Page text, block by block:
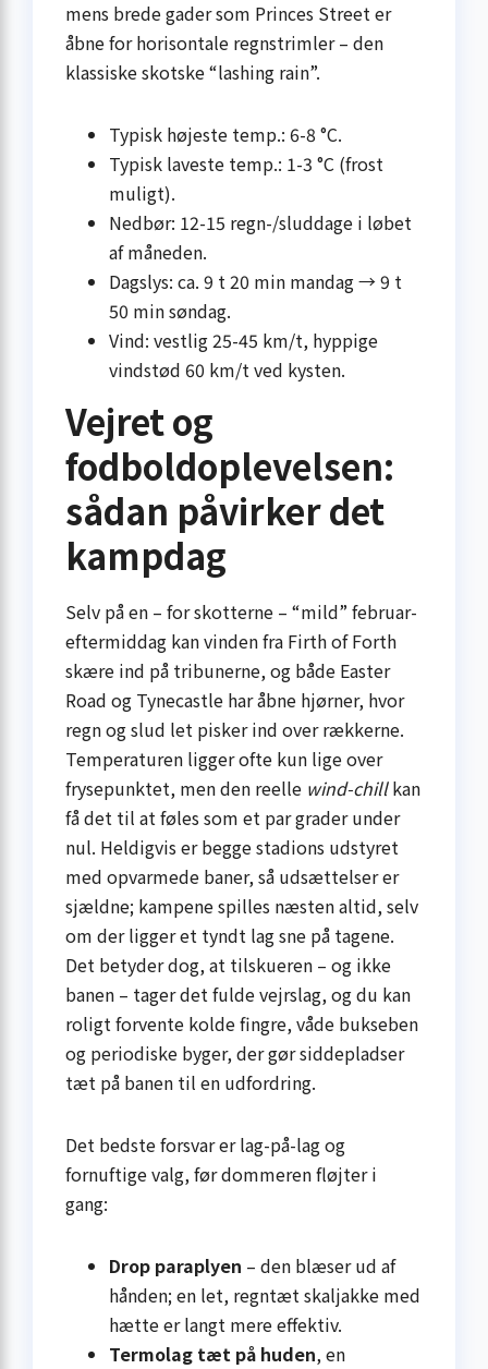
mens brede gader som Princes Street er
åbne for horisontale regnstrimler – den
klassiske skotske “lashing rain”.
Typisk højeste temp.: 6-8 °C.
Typisk laveste temp.: 1-3 °C (frost
muligt).
Nedbør: 12-15 regn-/slud­dage i løbet
af måneden.
Dagslys: ca. 9 t 20 min mandag → 9 t
50 min søndag.
Vind: vestlig 25-45 km/t, hyppige
vindstød 60 km/t ved kysten.
Vejret og
fodboldoplevelsen:
sådan påvirker det
kampdag
Selv på en – for skotterne – “mild” februar­
eftermiddag kan vinden fra Firth of Forth
skære ind på tribunerne, og både Easter
Road og Tynecastle har åbne hjørner, hvor
regn og slud let pisker ind over rækkerne.
Temperaturen ligger ofte kun lige over
frysepunktet, men den reelle wind-chillkan
få det til at føles som et par grader under
nul. Heldigvis er begge stadions udstyret
med opvarmede baner, så udsættelser er
sjældne; kampene spilles næsten altid, selv
om der ligger et tyndt lag sne på tagene.
Det betyder dog, at tilskueren – og ikke
banen – tager det fulde vejr­slag, og du kan
roligt forvente kolde fingre, våde bukseben
og periodiske byger, der gør siddepladser
tæt på banen til en udfordring.
Det bedste forsvar er lag-på-lag og
fornuftige valg, før dommeren fløjter i
gang:
Drop paraplyen – den blæser ud af
hånden; en let, regntæt skaljakke med
hætte er langt mere effektiv.
Termolag tæt på huden, en